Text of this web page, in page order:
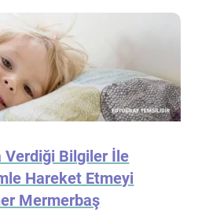
Verdiği Bilgiler İle
Hareket Etmeyi
Mermerbaş